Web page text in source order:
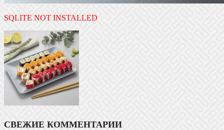
SQLITE NOT INSTALLED
СВЕЖИЕ КОММЕНТАРИИ